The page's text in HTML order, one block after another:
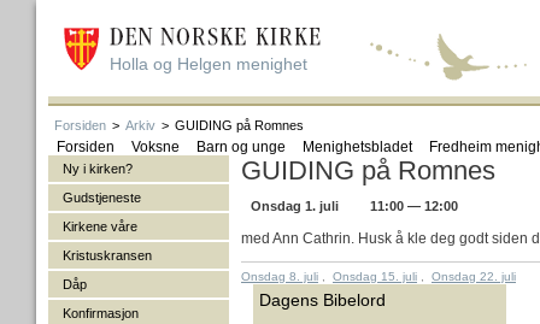
Holla og Helgen menighet
Forsiden > Arkiv > GUIDING på Romnes
Forsiden Voksne Barn og unge Menighetsbladet Fredheim
Ny i kirken?
Gudstjeneste
Kirkene våre
Kristuskransen
Dåp
Konfirmasjon
GUIDING på Romnes
Onsdag 1. juli 11:00 — 12:00
med Ann Cathrin. Husk å kle deg godt siden
Onsdag 8. juli Onsdag 15. juli Onsdag 22. juli
Dagens Bibelord